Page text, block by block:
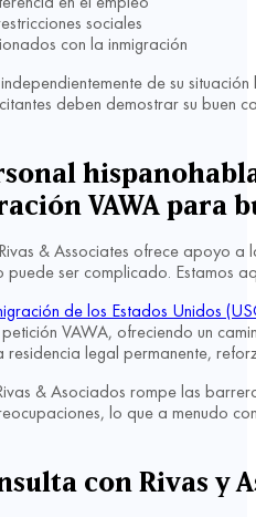
sociales
con la inmigración
de su
deben demostrar su
VAWA para
& Associates ofrece apoyo
ser complicado. Estamos
de los Estados Unidos
VAWA, ofreciendo un
residencia legal permanente,
& Asociados rompe las
lo que a menudo
con Rivas y